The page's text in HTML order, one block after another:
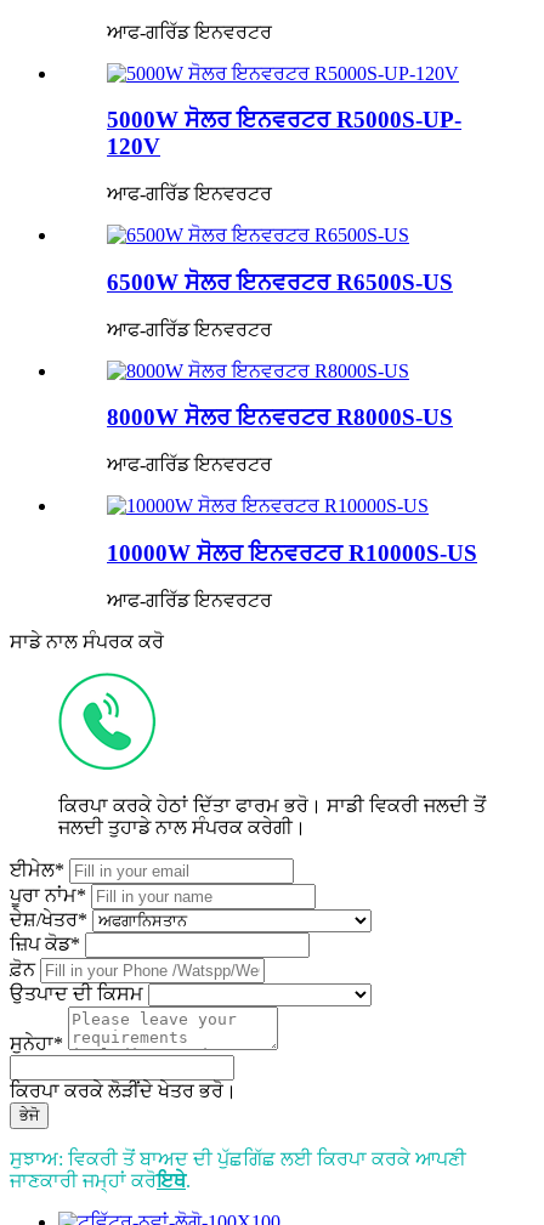
ਆਫ-ਗਰਿੱਡ ਇਨਵਰਟਰ
5000W ਸੋਲਰ ਇਨਵਰਟਰ R5000S-UP-
120V
ਆਫ-ਗਰਿੱਡ ਇਨਵਰਟਰ
6500W ਸੋਲਰ ਇਨਵਰਟਰ R6500S-US
ਆਫ-ਗਰਿੱਡ ਇਨਵਰਟਰ
8000W ਸੋਲਰ ਇਨਵਰਟਰ R8000S-US
ਆਫ-ਗਰਿੱਡ ਇਨਵਰਟਰ
10000W ਸੋਲਰ ਇਨਵਰਟਰ R10000S-US
ਆਫ-ਗਰਿੱਡ ਇਨਵਰਟਰ
ਸਾਡੇ ਨਾਲ ਸੰਪਰਕ ਕਰੋ
ਕਿਰਪਾ ਕਰਕੇ ਹੇਠਾਂ ਦਿੱਤਾ ਫਾਰਮ ਭਰੋ। ਸਾਡੀ ਵਿਕਰੀ ਜਲਦੀ ਤੋਂ
ਜਲਦੀ ਤੁਹਾਡੇ ਨਾਲ ਸੰਪਰਕ ਕਰੇਗੀ।
ਈਮੇਲ*
ਪੂਰਾ ਨਾਂਮ*
ਦੇਸ਼/ਖੇਤਰ*
ਜ਼ਿਪ ਕੋਡ*
ਫ਼ੋਨ
ਉਤਪਾਦ ਦੀ ਕਿਸਮ
ਸੁਨੇਹਾ*
ਕਿਰਪਾ ਕਰਕੇ ਲੋੜੀਂਦੇ ਖੇਤਰ ਭਰੋ।
ਭੇਜੋ
ਸੁਝਾਅ: ਵਿਕਰੀ ਤੋਂ ਬਾਅਦ ਦੀ ਪੁੱਛਗਿੱਛ ਲਈ ਕਿਰਪਾ ਕਰਕੇ ਆਪਣੀ
ਜਾਣਕਾਰੀ ਜਮ੍ਹਾਂ ਕਰੋਇਥੇ.